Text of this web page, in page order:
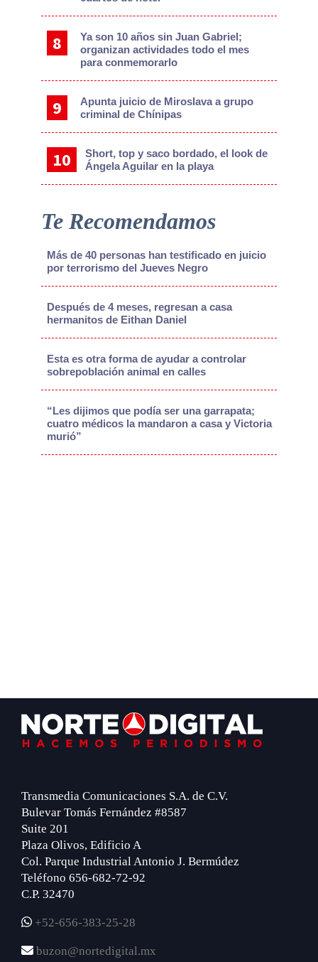
Ya son 10 años sin Juan Gabriel;
organizan actividades todo el mes
para conmemorarlo
Apunta juicio de Miroslava a grupo
criminal de Chínipas
Short, top y saco bordado, el look de
Ángela Aguilar en la playa
Te Recomendamos
Más de 40 personas han testificado en juicio
por terrorismo del Jueves Negro
Después de 4 meses, regresan a casa
hermanitos de Eithan Daniel
Esta es otra forma de ayudar a controlar
sobrepoblación animal en calles
“Les dijimos que podía ser una garrapata;
cuatro médicos la mandaron a casa y Victoria
murió”
Footer
Transmedia Comunicaciones S.A. de C.V.
Bulevar Tomás Fernández #8587
Suite 201
Plaza Olivos, Edificio A
Col. Parque Industrial Antonio J. Bermúdez
Teléfono 656-682-72-92
C.P. 32470
+52-656-383-25-28
buzon@nortedigital.mx